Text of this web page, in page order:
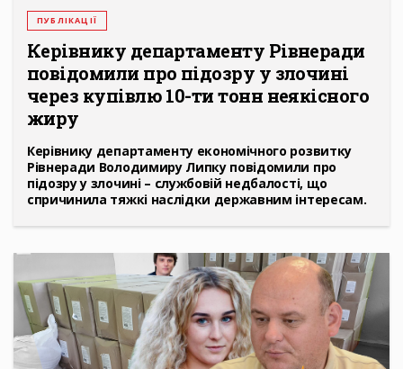
ПУБЛІКАЦІЇ
Керівнику департаменту Рівнеради
повідомили про підозру у злочині
через купівлю 10-ти тонн неякісного
жиру
Керівнику департаменту економічного розвитку
Рівнеради Володимиру Липку повідомили про
підозру у злочині – службовій недбалості, що
спричинила тяжкі наслідки державним інтересам.